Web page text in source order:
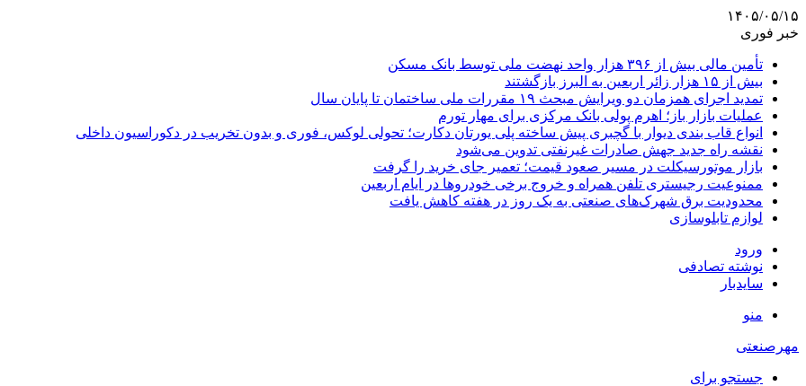
۱۴۰۵/۰۵/۱۵
خبر فوری
تأمین مالی بیش از ۳۹۶ هزار واحد نهضت ملی توسط بانک مسکن
بیش از ۱۵ هزار زائر اربعین به البرز بازگشتند
تمدید اجرای همزمان دو ویرایش مبحث ۱۹ مقررات ملی ساختمان تا پایان سال
عملیات بازار باز؛ اهرم پولی بانک مرکزی برای مهار تورم
انواع قاب بندی دیوار با گچبری پیش ساخته پلی یورتان دکارت؛ تحولی لوکس، فوری و بدون تخریب در دکوراسیون داخلی
نقشه راه جدید جهش صادرات غیرنفتی تدوین می‌شود
بازار موتورسیکلت در مسیر صعود قیمت؛ تعمیر جای خرید را گرفت
ممنوعیت رجیستری تلفن همراه و خروج برخی خودروها در ایام اربعین
محدودیت برق شهرک‌های صنعتی به یک روز در هفته کاهش یافت
لوازم تابلوسازی
ورود
نوشته تصادفی
سایدبار
منو
مهرصنعتی
جستجو برای